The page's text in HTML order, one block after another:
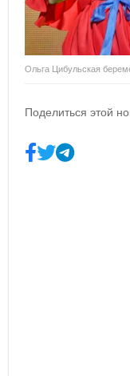
Ольга Цибульская
Поделиться этой